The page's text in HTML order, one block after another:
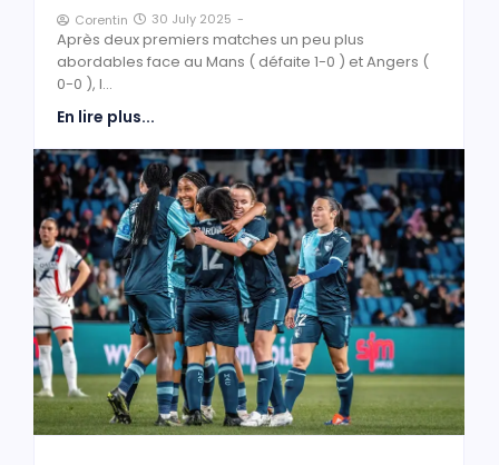
Corentin 30 July 2025 -
Après deux premiers matches un peu plus
abordables face au Mans ( défaite 1-0 ) et Angers (
0-0 ), l...
En lire plus...